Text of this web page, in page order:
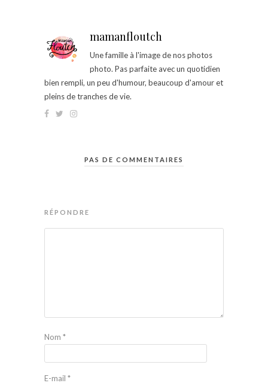
mamanfloutch
Une famille à l'image de nos photos
photo. Pas parfaite avec un quotidien
bien rempli, un peu d'humour, beaucoup d'amour et
pleins de tranches de vie.
PAS DE COMMENTAIRES
RÉPONDRE
Nom *
E-mail *